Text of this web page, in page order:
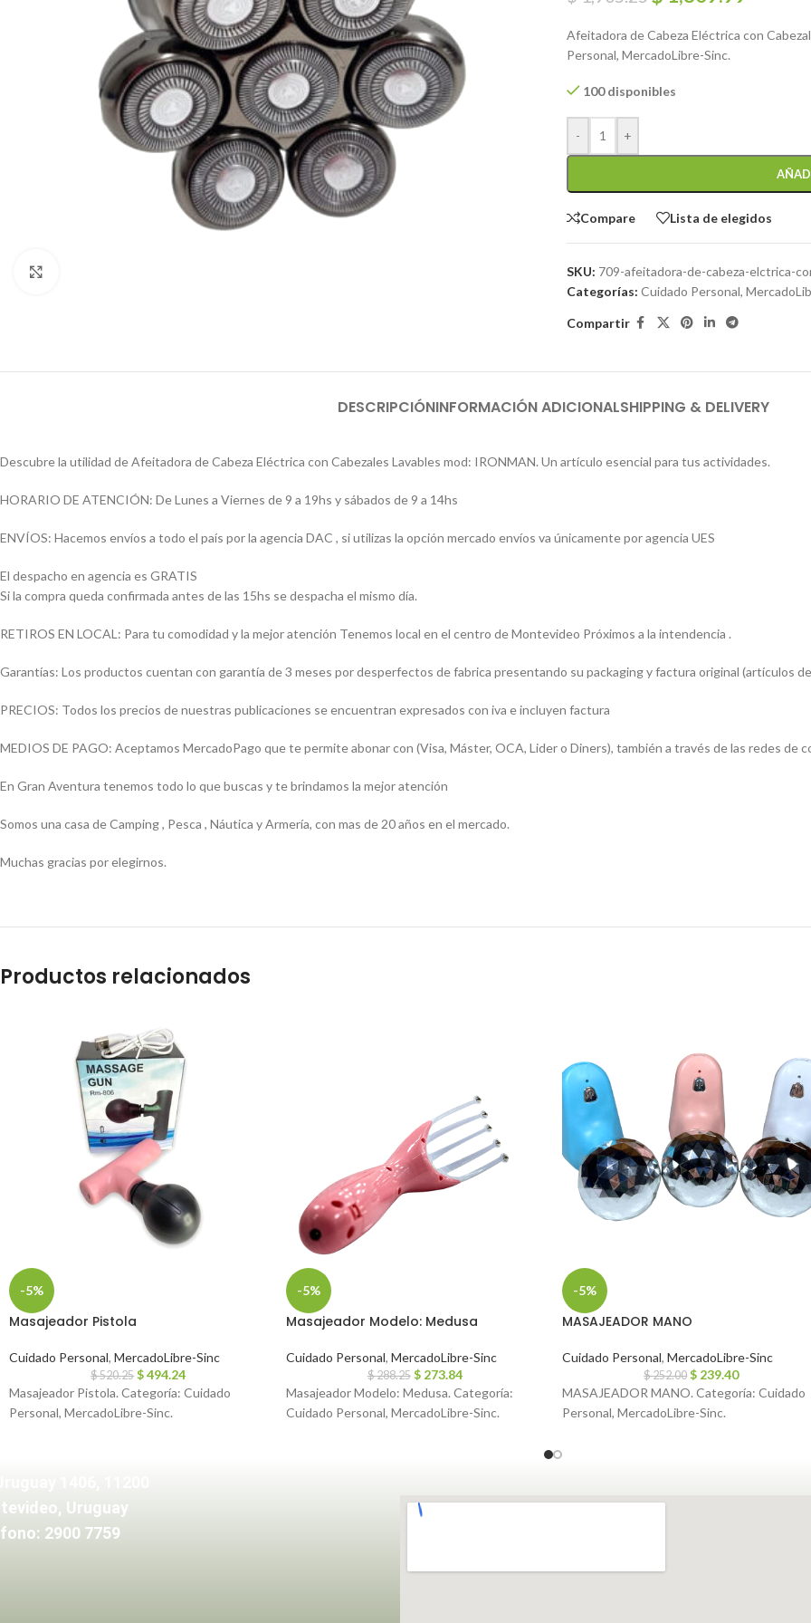
Afeitadora de Cabeza Eléctrica con
Personal, MercadoLibre-Sinc.
100 disponibles
- +
Compare Lista de elegidos
SKU: 709-afeitadora-de-cabeza-elctrica-
Categorías: Cuidado Personal,
Compartir
DESCRIPCIÓNINFORMACIÓN ADICIONALSHIPPING & DELIVERY
Descubre la utilidad de Afeitadora de Cabeza Eléctrica con Cabezales Lavables mod: IRONMAN. Un artículo esencial para tus actividades.
HORARIO DE ATENCIÓN: De Lunes a Viernes de 9 a 19hs y sábados de 9 a 14hs
ENVÍOS: Hacemos envíos a todo el país por la agencia DAC , si utilizas la opción mercado envíos va únicamente por agencia UES
El despacho en agencia es GRATIS
Si la compra queda confirmada antes de las 15hs se despacha el mismo día.
RETIROS EN LOCAL: Para tu comodidad y la mejor atención Tenemos local en el centro de Montevideo Próximos a la intendencia .
Garantías: Los productos cuentan con garantía de 3 meses por desperfectos de fabrica presentando su packaging y factura original (artículos
PRECIOS: Todos los precios de nuestras publicaciones se encuentran expresados con iva e incluyen factura
MEDIOS DE PAGO: Aceptamos MercadoPago que te permite abonar con (Visa, Máster, OCA, Lider o Diners), también a través de las redes de
En Gran Aventura tenemos todo lo que buscas y te brindamos la mejor atención
Somos una casa de Camping , Pesca , Náutica y Armería, con mas de 20 años en el mercado.
Muchas gracias por elegirnos.
Productos relacionados
-5%
Masajeador Pistola
Cuidado Personal, MercadoLibre-Sinc
$520.25 $494.24
Masajeador Pistola. Categoría: Cuidado
Personal, MercadoLibre-Sinc.
-5%
Masajeador Modelo: Medusa
Cuidado Personal, MercadoLibre-Sinc
$288.25 $ 273.84
Masajeador Modelo: Medusa. Categoría:
Cuidado Personal, MercadoLibre-Sinc.
-5%
MASAJEADOR MANO
Cuidado Personal, MercadoLibre-Sinc
$252.00 $ 239.40
MASAJEADOR MANO. Categoría: Cuidado
Personal, MercadoLibre-Sinc.
Uruguay
2900 7759